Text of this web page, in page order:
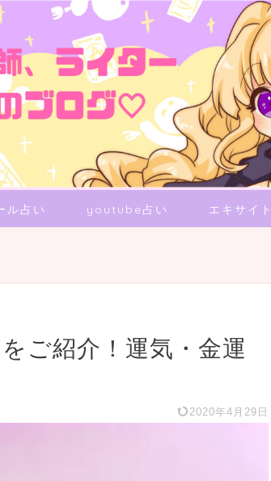
ル占い youtube占い エキサイ
ご紹介！運気・金運
2020年4月29日